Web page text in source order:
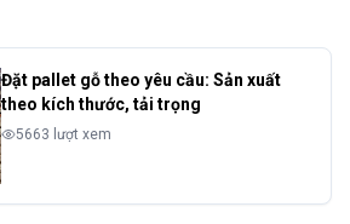
Đặt pallet gỗ theo yêu cầu: Sản xuất
theo kích thước, tải trọng
5663 lượt xem